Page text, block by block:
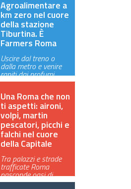
Agroalimentare a
km zero nel cuore
della stazione
Tiburtina. È
Farmers Roma
Uscire dal treno o
dalla metro e venire
rapiti dai profumi
dell’agroal…
Una Roma che non
ti aspetti: aironi,
volpi, martin
pescatori, picchi e
falchi nel cuore
della Capitale
Tra palazzi e strade
trafficate Roma
nasconde oasi di
biodiversità. In…